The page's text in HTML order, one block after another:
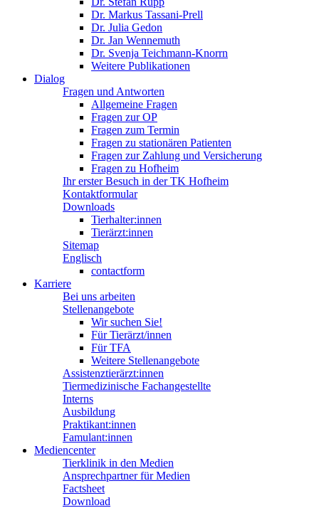
Dr. Markus Tassani-Prell
Dr. Julia Gedon
Dr. Jan Wennemuth
Dr. Svenja Teichmann-Knorrn
Weitere Publikationen
Dialog
Fragen und Antworten
Allgemeine Fragen
Fragen zur OP
Fragen zum Termin
Fragen zu stationären Patienten
Fragen zur Zahlung und Versicherung
Fragen zu Hofheim
Ihr erster Besuch in der TK Hofheim
Kontaktformular
Downloads
Tierhalter:innen
Tierärzt:innen
Sitemap
Englisch
contactform
Karriere
Bei uns arbeiten
Stellenangebote
Wir suchen Sie!
Für Tierärzt/innen
Für TFA
Weitere Stellenangebote
Assistenztierärzt:innen
Tiermedizinische Fachangestellte
Interns
Ausbildung
Praktikant:innen
Famulant:innen
Mediencenter
Tierklinik in den Medien
Ansprechpartner für Medien
Factsheet
Download